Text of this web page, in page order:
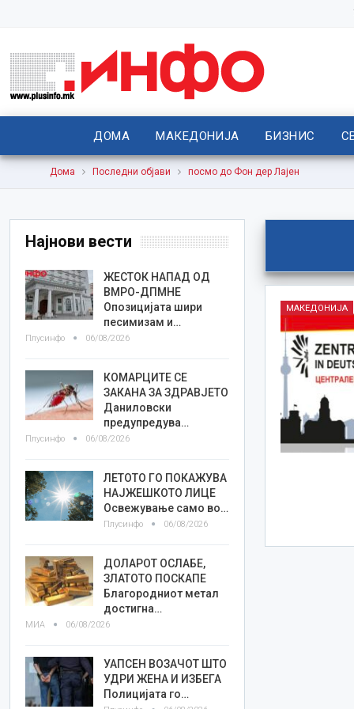
ДОМА МАКЕДОНИЈА БИЗНИС
Дома Последни објави посмо до Фон дер Лајен
МАКЕДОНИЈА
Најнови вести
ЖЕСТОК НАПАД ОД
ВМРО-ДПМНЕ
Опозицијата шири
песимизам и…
Плусинфо 06/08/2026
КОМАРЦИТЕ СЕ
ЗАКАНА ЗА ЗДРАВЈЕТО
Даниловски
предупредува…
Плусинфо 06/08/2026
ЛЕТОТО ГО ПОКАЖУВА
НАЈЖЕШКОТО ЛИЦE
Освежување само во…
Плусинфо 06/08/2026
ДОЛАРОТ ОСЛАБЕ,
ЗЛАТОТО ПОСКАПЕ
Благородниот метал
достигна…
МИА 06/08/2026
УАПСЕН ВОЗАЧОТ ШТО
УДРИ ЖЕНА И ИЗБЕГА
Полицијата го…